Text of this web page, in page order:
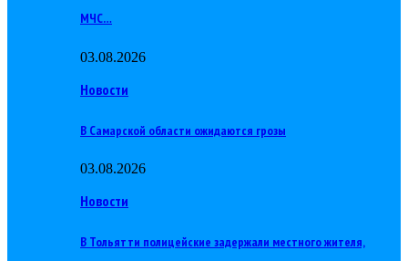
МЧС…
03.08.2026
Новости
В Самарской области ожидаются грозы
03.08.2026
Новости
В Тольятти полицейские задержали местного жителя,